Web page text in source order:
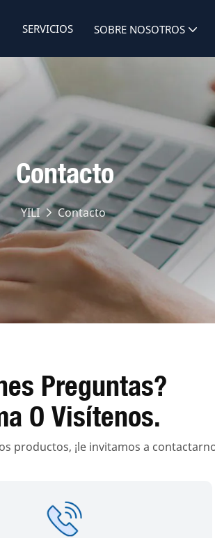
SERVICIOS SOBRE NOSOTROS
Contacto
YILI Contacto
Preguntas?
O Visítenos.
productos, ¡le invitamos a